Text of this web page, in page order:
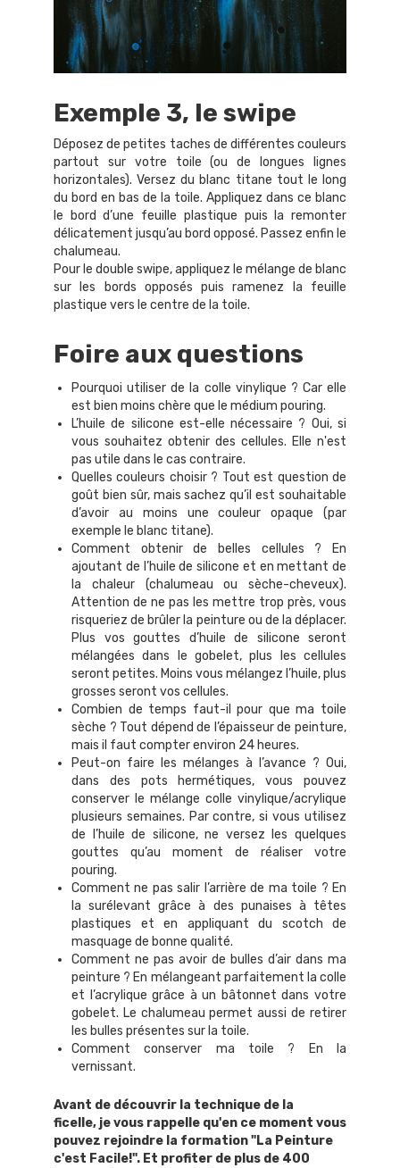
Exemple 3, le swipe
Déposez de petites taches de différentes couleurs
partout sur votre toile (ou de longues lignes
horizontales). Versez du blanc titane tout le long
du bord en bas de la toile. Appliquez dans ce blanc
le bord d’une feuille plastique puis la remonter
délicatement jusqu’au bord opposé. Passez enfin le
chalumeau.
Pour le double swipe, appliquez le mélange de blanc
sur les bords opposés puis ramenez la feuille
plastique vers le centre de la toile.
Foire aux questions
Pourquoi utiliser de la colle vinylique ? Car elle
est bien moins chère que le médium pouring.
L’huile de silicone est-elle nécessaire ? Oui, si
vous souhaitez obtenir des cellules. Elle n'est
pas utile dans le cas contraire.
Quelles couleurs choisir ? Tout est question de
goût bien sûr, mais sachez qu’il est souhaitable
d’avoir au moins une couleur opaque (par
exemple le blanc titane).
Comment obtenir de belles cellules ? En
ajoutant de l’huile de silicone et en mettant de
la chaleur (chalumeau ou sèche-cheveux).
Attention de ne pas les mettre trop près, vous
risqueriez de brûler la peinture ou de la déplacer.
Plus vos gouttes d’huile de silicone seront
mélangées dans le gobelet, plus les cellules
seront petites. Moins vous mélangez l’huile, plus
grosses seront vos cellules.
Combien de temps faut-il pour que ma toile
sèche ? Tout dépend de l’épaisseur de peinture,
mais il faut compter environ 24 heures.
Peut-on faire les mélanges à l’avance ? Oui,
dans des pots hermétiques, vous pouvez
conserver le mélange colle vinylique/acrylique
plusieurs semaines. Par contre, si vous utilisez
de l’huile de silicone, ne versez les quelques
gouttes qu’au moment de réaliser votre
pouring.
Comment ne pas salir l’arrière de ma toile ? En
la surélevant grâce à des punaises à têtes
plastiques et en appliquant du scotch de
masquage de bonne qualité.
Comment ne pas avoir de bulles d’air dans ma
peinture ? En mélangeant parfaitement la colle
et l’acrylique grâce à un bâtonnet dans votre
gobelet. Le chalumeau permet aussi de retirer
les bulles présentes sur la toile.
Comment conserver ma toile ? En la
vernissant.
Avant de découvrir la technique de la
ficelle, je vous rappelle qu'en ce moment vous
pouvez rejoindre la formation "La Peinture
c'est Facile!". Et profiter de plus de 400